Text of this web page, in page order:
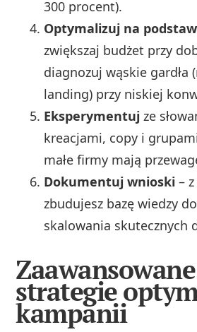
300 procent).
Optymalizuj na
zwiększaj budżet przy
diagnozuj wąskie gardła
landing) przy niskiej
Eksperymentuj ze
kreacjami, copy i
małe firmy mają
Dokumentuj wnioski –
zbudujesz bazę wiedzy
skalowania skutecznych
Zaawansowane
strategie
kampanii